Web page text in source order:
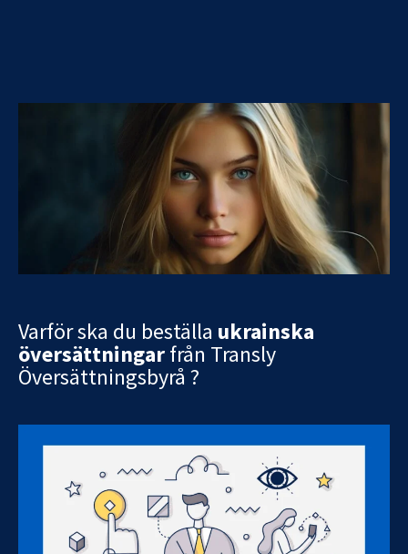
Varför ska du beställa ukrainska
översättningarfrån Transly
Översättningsbyrå ?